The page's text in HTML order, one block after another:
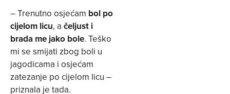
– Trenutno osjećam bol po
cijelom licu, a čeljust i
brada me jako bole. Teško
mi se smijati zbog boli u
jagodicama i osjećam
zatezanje po cijelom licu –
priznala je tada.